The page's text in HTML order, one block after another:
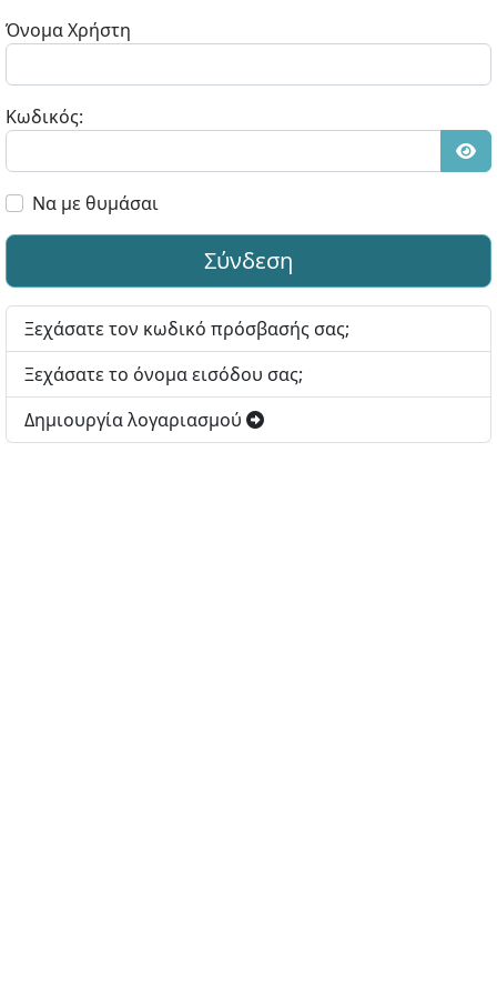
Όνομα Χρήστη
Κωδικός:
Να με θυμάσαι
Σύνδεση
Ξεχάσατε τον κωδικό πρόσβασής σας;
Ξεχάσατε το όνομα εισόδου σας;
Δημιουργία λογαριασμού